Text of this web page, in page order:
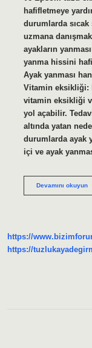
hafifletmeye
durumlarda
uzmana
ayakların
yanma hissini
Ayak yanması
Vitamin eksikliği:
vitamin eksikliği
yol açabilir.
altında yatan
durumlarda ayak
içi ve ayak
Devamını okuyun
https://
https://